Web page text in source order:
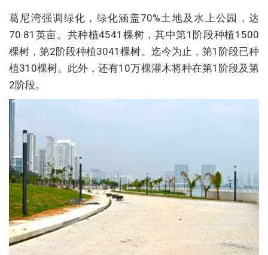
葛尼湾强调绿化，绿化涵盖70%土地及水上公园，达
70.81英亩。共种植4541棵树，其中第1阶段种植1500
棵树，第2阶段种植3041棵树。迄今为止，第1阶段已种
植310棵树。此外，还有10万棵灌木将种在第1阶段及第
2阶段。